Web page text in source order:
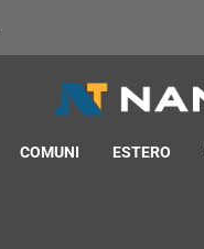
COMUNI ESTERO